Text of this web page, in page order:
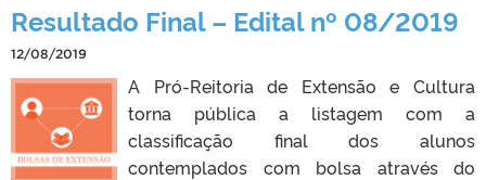
Resultado Final – Edital nº 08/2019
12/08/2019
A Pró-Reitoria de Extensão e Cultura
torna pública a listagem com a
classificação final dos alunos
contemplados com bolsa através do